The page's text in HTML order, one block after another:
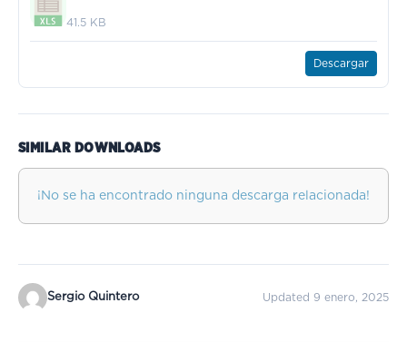
41.5 KB
Descargar
SIMILAR DOWNLOADS
¡No se ha encontrado ninguna descarga relacionada!
Sergio Quintero Updated 9 enero, 2025